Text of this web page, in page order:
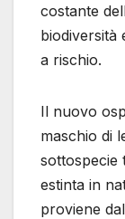
costante
biodiversità
a rischio.
Il nuovo
maschio di
sottospecie
estinta in
proviene